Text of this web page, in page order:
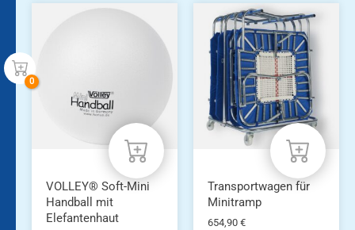
VOLLEY® Soft-Mini
Handball mit
Elefantenhaut
Transportwagen für
Minitramp
654,90 €